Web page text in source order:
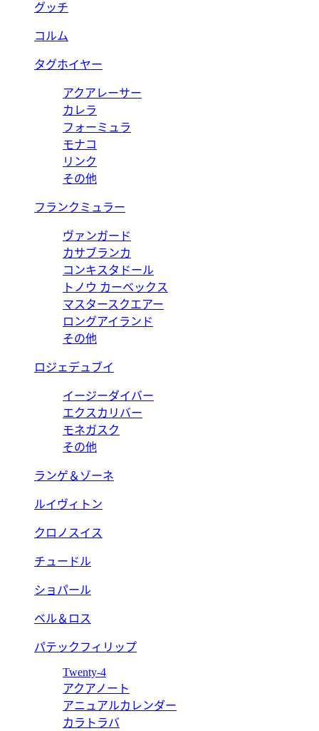
グッチ
コルム
タグホイヤー
アクアレーサー
カレラ
フォーミュラ
モナコ
リンク
その他
フランクミュラー
ヴァンガード
カサブランカ
コンキスタドール
トノウ カーベックス
マスタースクエアー
ロングアイランド
その他
ロジェデュブイ
イージーダイバー
エクスカリバー
モネガスク
その他
ランゲ＆ゾーネ
ルイヴィトン
クロノスイス
チュードル
ショパール
ベル＆ロス
パテックフィリップ
Twenty-4
アクアノート
アニュアルカレンダー
カラトラバ